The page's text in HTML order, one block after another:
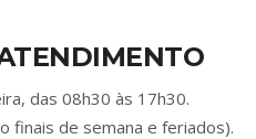
das 08h30 às 17h30.
finais de semana e feriados).